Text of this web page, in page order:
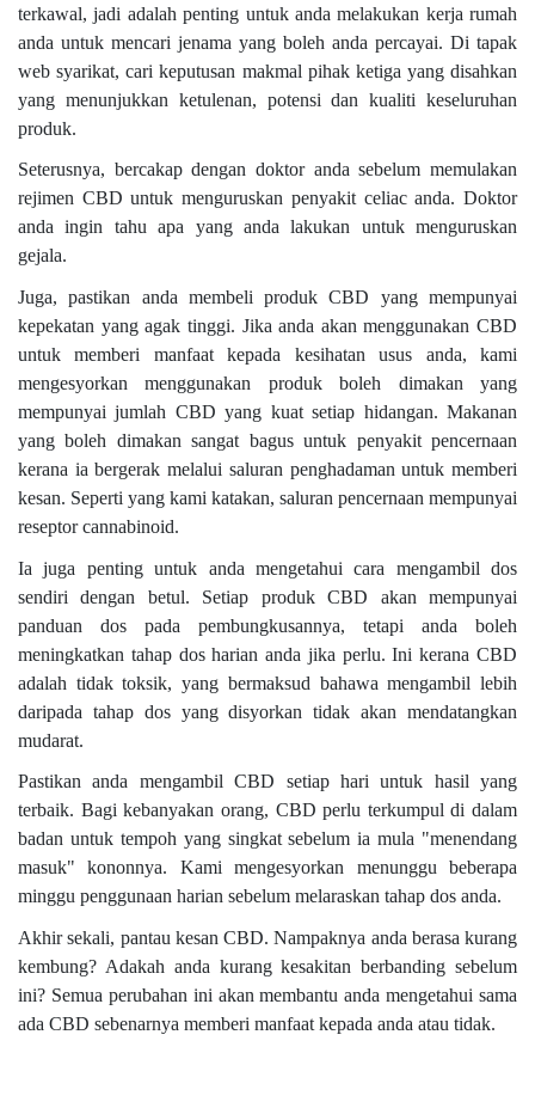
terkawal, jadi adalah penting untuk anda melakukan kerja rumah
anda untuk mencari jenama yang boleh anda percayai. Di tapak
web syarikat, cari keputusan makmal pihak ketiga yang disahkan
yang menunjukkan ketulenan, potensi dan kualiti keseluruhan
produk.
Seterusnya, bercakap dengan doktor anda sebelum memulakan
rejimen CBD untuk menguruskan penyakit celiac anda. Doktor
anda ingin tahu apa yang anda lakukan untuk menguruskan
gejala.
Juga, pastikan anda membeli produk CBD yang mempunyai
kepekatan yang agak tinggi. Jika anda akan menggunakan CBD
untuk memberi manfaat kepada kesihatan usus anda, kami
mengesyorkan menggunakan produk boleh dimakan yang
mempunyai jumlah CBD yang kuat setiap hidangan. Makanan
yang boleh dimakan sangat bagus untuk penyakit pencernaan
kerana ia bergerak melalui saluran penghadaman untuk memberi
kesan. Seperti yang kami katakan, saluran pencernaan mempunyai
reseptor cannabinoid.
Ia juga penting untuk anda mengetahui cara mengambil dos
sendiri dengan betul. Setiap produk CBD akan mempunyai
panduan dos pada pembungkusannya, tetapi anda boleh
meningkatkan tahap dos harian anda jika perlu. Ini kerana CBD
adalah tidak toksik, yang bermaksud bahawa mengambil lebih
daripada tahap dos yang disyorkan tidak akan mendatangkan
mudarat.
Pastikan anda mengambil CBD setiap hari untuk hasil yang
terbaik. Bagi kebanyakan orang, CBD perlu terkumpul di dalam
badan untuk tempoh yang singkat sebelum ia mula "menendang
masuk" kononnya. Kami mengesyorkan menunggu beberapa
minggu penggunaan harian sebelum melaraskan tahap dos anda.
Akhir sekali, pantau kesan CBD. Nampaknya anda berasa kurang
kembung? Adakah anda kurang kesakitan berbanding sebelum
ini? Semua perubahan ini akan membantu anda mengetahui sama
ada CBD sebenarnya memberi manfaat kepada anda atau tidak.